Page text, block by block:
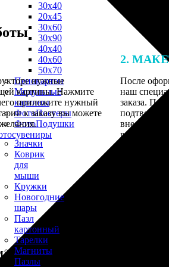
30х40
20х45
30х60
30х90
40х40
40х60
50х70
Пенокартон
Модульные
картины
ФотоПостеры
ФотоПодушки
Значки
Коврик
для
мыши
Кружки
Новогодние
шары
Пазл
картонный
Тарелки
Магниты
Пазлы
нужные
картины. Нажмите
приложите нужный
к заказу вы можете
2.
После
наш
заказа.
внесения